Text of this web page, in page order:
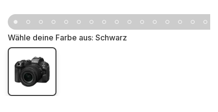
Wähle deine Farbe aus: Schwarz